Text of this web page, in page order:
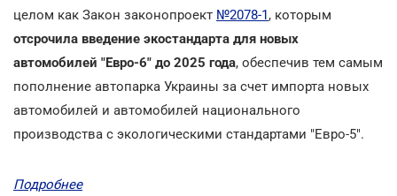
целом как Закон законопроект №2078-1, которым
отсрочила введение экостандарта для новых
автомобилей "Евро-6" до 2025 года, обеспечив тем самым
пополнение автопарка Украины за счет импорта новых
автомобилей и автомобилей национального
производства с экологическими стандартами "Евро-5".
Подробнее